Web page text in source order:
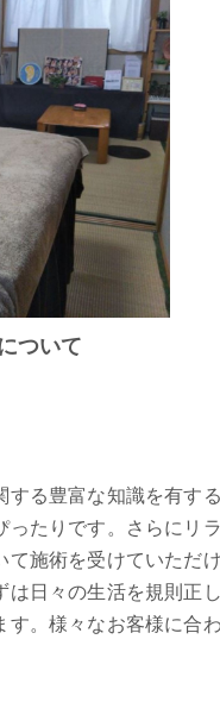
ついて
する豊富な知識を有す
ったりです。さらにリ
て施術を受けていただ
は日々の生活を規則正
。様々なお客様に合